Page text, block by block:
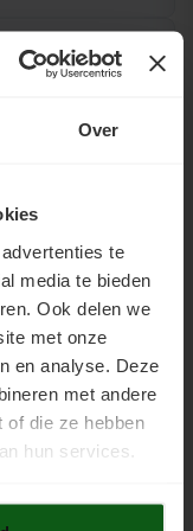
Over
te
media te bieden
Ook delen we
met onze
en analyse. Deze
met andere
of die ze hebben
hun services.